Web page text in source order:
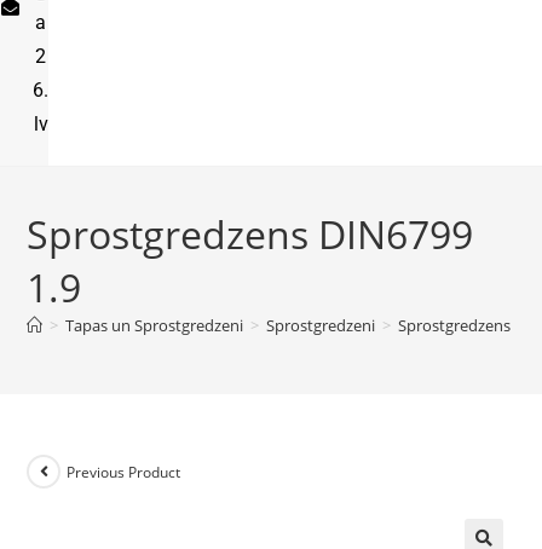
a
2
6.
lv
Sprostgredzens DIN6799
1.9
> Tapas un Sprostgredzeni > Sprostgredzeni > Sprostgredzens
Previous Product